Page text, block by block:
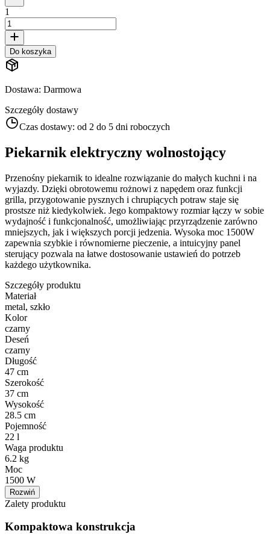
1
Do koszyka
Dostawa: Darmowa
Szczegóły dostawy
Czas dostawy: od 2 do 5 dni roboczych
Piekarnik elektryczny wolnostojący
Przenośny piekarnik to idealne rozwiązanie do małych kuchni i na
wyjazdy. Dzięki obrotowemu rożnowi z napędem oraz funkcji
grilla, przygotowanie pysznych i chrupiących potraw staje się
prostsze niż kiedykolwiek. Jego kompaktowy rozmiar łączy w sobie
wydajność i funkcjonalność, umożliwiając przyrządzenie zarówno
mniejszych, jak i większych porcji jedzenia. Wysoka moc 1500W
zapewnia szybkie i równomierne pieczenie, a intuicyjny panel
sterujący pozwala na łatwe dostosowanie ustawień do potrzeb
każdego użytkownika.
Szczegóły produktu
Materiał
metal, szkło
Kolor
czarny
Deseń
czarny
Długość
47 cm
Szerokość
37 cm
Wysokość
28.5 cm
Pojemność
22 l
Waga produktu
6.2 kg
Moc
1500 W
Rozwiń
Zalety produktu
Kompaktowa konstrukcja